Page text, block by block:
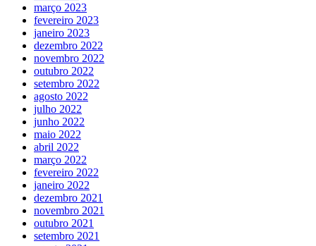
março 2023
fevereiro 2023
janeiro 2023
dezembro 2022
novembro 2022
outubro 2022
setembro 2022
agosto 2022
julho 2022
junho 2022
maio 2022
abril 2022
março 2022
fevereiro 2022
janeiro 2022
dezembro 2021
novembro 2021
outubro 2021
setembro 2021